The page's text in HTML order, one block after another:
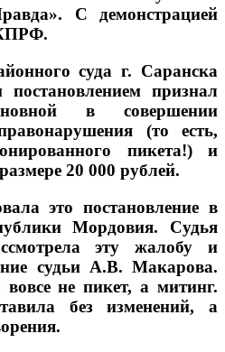
С демонстрацией
суда г. Саранска
признал
в совершении
(то есть,
пикета!) и
20 000 рублей.
это постановление в
Мордовия. Судья
эту жалобу и
судьи А.В. Макарова.
не пикет, а митинг.
без изменений, а